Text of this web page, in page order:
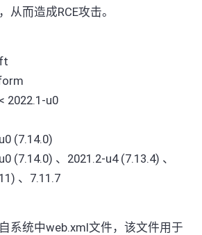
从而造成RCE攻击。
2022.1-u0
(7.14.0)
(7.14.0) 、2021.2-u4 (7.13.4) 、
、7.11.7
系统中web.xml文件，该文件用于